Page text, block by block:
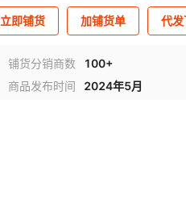
立即铺货 加铺货单 代
铺货分销商数
100+
商品发布时间 2024年5月